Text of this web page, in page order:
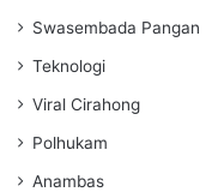
Swasembada Pangan
Teknologi
Viral Cirahong
Polhukam
Anambas